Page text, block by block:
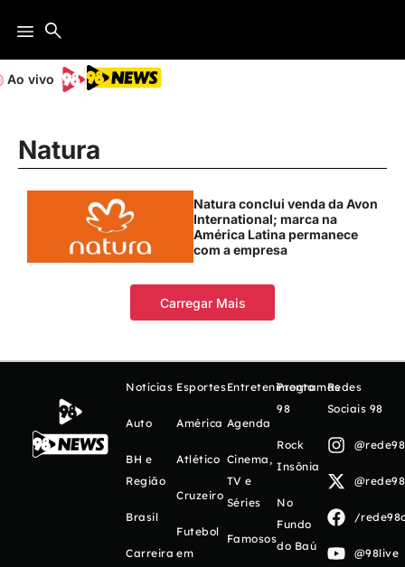
Ao vivo
Natura
Natura conclui venda da Avon
International; marca na
América Latina permanece
com a empresa
Carregar Mais
Notícias
Auto
BH e
Região
Brasil
Carreira
Esportes
América
Atlético
Cruzeiro
Futebol
em
Entretenimento
Agenda
Cinema,
TV e
Séries
Famosos
Programas
98
Rock
Insônia
No
Fundo
do Baú
Redes
Sociais 98
/
@98live